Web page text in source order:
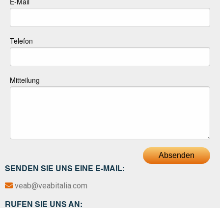
SENDEN SIE UNS EINE E-MAIL:
veab@veabitalia.com
RUFEN SIE UNS AN:
Telefon
Mitteilung
Absenden